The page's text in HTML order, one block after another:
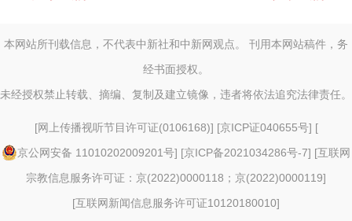
本网站所刊载信息，不代表中新社和中新网观点。 刊用本网站稿件，务
经书面授权。
未经授权禁止转载、摘编、复制及建立镜像，违者将依法追究法律责任。
[网上传播视听节目许可证(0106168)] [京ICP证040655号] [
京公网安备 11010202009201号] [京ICP备2021034286号-7] [互联网
宗教信息服务许可证：京(2022)0000118；京(2022)0000119]
[互联网新闻信息服务许可证10120180010]